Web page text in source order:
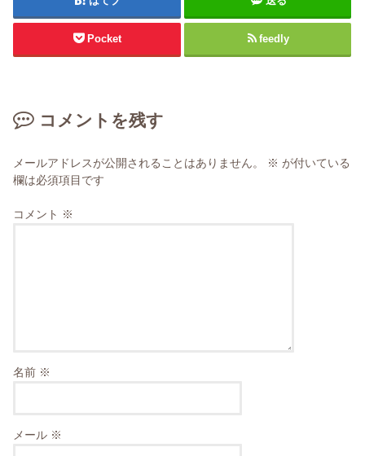
Pocket feedly
コメントを残す
メールアドレスが公開されることはありません。 ※ が付いている
欄は必須項目です
コメント ※
名前 ※
メール ※